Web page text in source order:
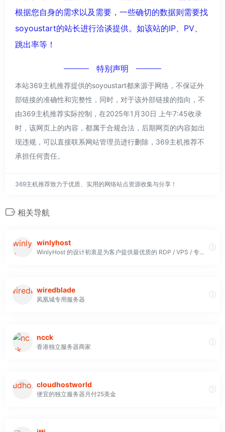
根据您自身的需求以及需要，一些确切的数据则需要找
soyoustart的站长进行洽谈提供。如该站的IP、PV、
跳出率等！
特别声明
本站369主机推荐提供的soyoustart都来源于网络，不保证外
部链接的准确性和完整性，同时，对于该外部链接的指向，不
由369主机推荐实际控制，在2025年1月30日 上午7:45收录
时，该网页上的内容，都属于合规合法，后期网页的内容如出
现违规，可以直接联系网站管理员进行删除，369主机推荐不
承担任何责任。
369主机推荐致力于优质、实用的网络站点资源收集与分享！
相关导航
winlyhost
WinlyHost 的设计初衷是为客户提供最优质的 RDP / VPS / 专用服务器，价格低廉，并为他们提供优质的 RDP 和服务。我们的支持服务非常出色，可以全天候 (24x7) 解决各种问题
wiredblade
凤凰城专用服务器
ncck
香港独立服务器商家
cloudhostworld
便宜的独立服务器月付25美金